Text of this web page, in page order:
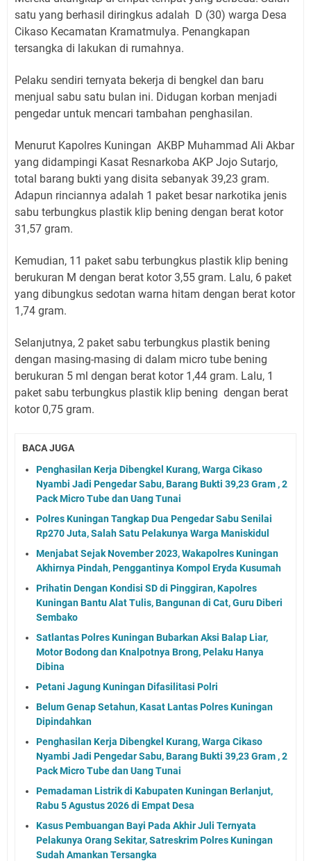
satu yang berhasil diringkus adalah D (30) warga Desa
Cikaso Kecamatan Kramatmulya. Penangkapan
tersangka di lakukan di rumahnya.
Pelaku sendiri ternyata bekerja di bengkel dan baru
menjual sabu satu bulan ini. Didugan korban menjadi
pengedar untuk mencari tambahan penghasilan.
Menurut Kapolres Kuningan AKBP Muhammad Ali Akbar
yang didampingi Kasat Resnarkoba AKP Jojo Sutarjo,
total barang bukti yang disita sebanyak 39,23 gram.
Adapun rinciannya adalah 1 paket besar narkotika jenis
sabu terbungkus plastik klip bening dengan berat kotor
31,57 gram.
Kemudian, 11 paket sabu terbungkus plastik klip bening
berukuran M dengan berat kotor 3,55 gram. Lalu, 6 paket
yang dibungkus sedotan warna hitam dengan berat kotor
1,74 gram.
Selanjutnya, 2 paket sabu terbungkus plastik bening
dengan masing-masing di dalam micro tube bening
berukuran 5 ml dengan berat kotor 1,44 gram. Lalu, 1
paket sabu terbungkus plastik klip bening dengan berat
kotor 0,75 gram.
BACA JUGA
Penghasilan Kerja Dibengkel Kurang, Warga Cikaso
Nyambi Jadi Pengedar Sabu, Barang Bukti 39,23 Gram , 2
Pack Micro Tube dan Uang Tunai
Polres Kuningan Tangkap Dua Pengedar Sabu Senilai
Rp270 Juta, Salah Satu Pelakunya Warga Maniskidul
Menjabat Sejak November 2023, Wakapolres Kuningan
Akhirnya Pindah, Penggantinya Kompol Eryda Kusumah
Prihatin Dengan Kondisi SD di Pinggiran, Kapolres
Kuningan Bantu Alat Tulis, Bangunan di Cat, Guru Diberi
Sembako
Satlantas Polres Kuningan Bubarkan Aksi Balap Liar,
Motor Bodong dan Knalpotnya Brong, Pelaku Hanya
Dibina
Petani Jagung Kuningan Difasilitasi Polri
Belum Genap Setahun, Kasat Lantas Polres Kuningan
Dipindahkan
Penghasilan Kerja Dibengkel Kurang, Warga Cikaso
Nyambi Jadi Pengedar Sabu, Barang Bukti 39,23 Gram , 2
Pack Micro Tube dan Uang Tunai
Pemadaman Listrik di Kabupaten Kuningan Berlanjut,
Rabu 5 Agustus 2026 di Empat Desa
Kasus Pembuangan Bayi Pada Akhir Juli Ternyata
Pelakunya Orang Sekitar, Satreskrim Polres Kuningan
Sudah Amankan Tersangka